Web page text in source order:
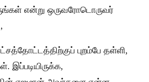
என்று ஒருவரோடொருவர்
புறம்பே தள்ளி,
இப்படியிருக்க,